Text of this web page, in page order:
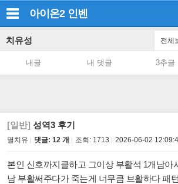
아이온2 인벤
치유성 전체
내글 내 댓글 3추글
[일반] 성역3 후기
멸치유 댓글: 12 개 조회: 1713 2026-06-02
본인 신호까지클하고 그이상 부활석 1개남아
남 부활써주다가 죽는게 너무큼 브활하다 패